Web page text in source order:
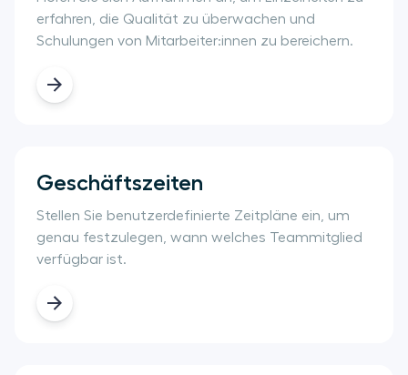
erfahren, die Qualität zu überwachen und
Schulungen von Mitarbeiter:innen zu bereichern.
Geschäftszeiten
Stellen Sie benutzerdefinierte Zeitpläne ein, um
genau festzulegen, wann welches Teammitglied
verfügbar ist.